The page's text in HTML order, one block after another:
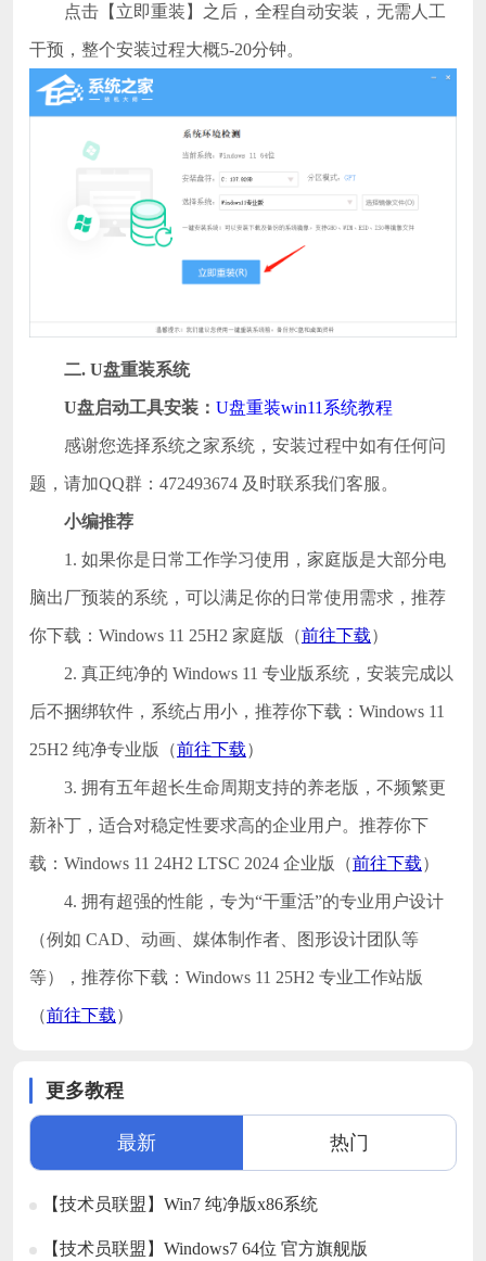
点击【立即重装】之后，全程自动安装，无需人工
干预，整个安装过程大概5-20分钟。
二. U盘重装系统
U盘启动工具安装： U盘重装win11系统教程
感谢您选择系统之家系统，安装过程中如有任何问
题，请加QQ群：472493674 及时联系我们客服。
小编推荐
1. 如果你是日常工作学习使用，家庭版是大部分电
脑出厂预装的系统，可以满足你的日常使用需求，推荐
你下载：Windows 11 25H2 家庭版（前往下载）
2. 真正纯净的 Windows 11 专业版系统，安装完成以
后不捆绑软件，系统占用小，推荐你下载：Windows 11
25H2 纯净专业版（前往下载）
3. 拥有五年超长生命周期支持的养老版，不频繁更
新补丁，适合对稳定性要求高的企业用户。推荐你下
载：Windows 11 24H2 LTSC 2024 企业版（前往下载）
4. 拥有超强的性能，专为“干重活”的专业用户设计
（例如 CAD、动画、媒体制作者、图形设计团队等
等），推荐你下载：Windows 11 25H2 专业工作站版
（前往下载）
更多教程
最新 热门
【技术员联盟】Win7 纯净版x86系统
【技术员联盟】Windows7 64位 官方旗舰版